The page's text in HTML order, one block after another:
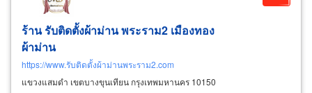
ร้าน รับติดตั้งผ้าม่าน พระราม2 เมืองทอง
ผ้าม่าน
https://www.รับติดตั้งผ้าม่านพระราม2.com
แขวงแสมดำ เขตบางขุนเทียน กรุงเทพมหานคร 10150